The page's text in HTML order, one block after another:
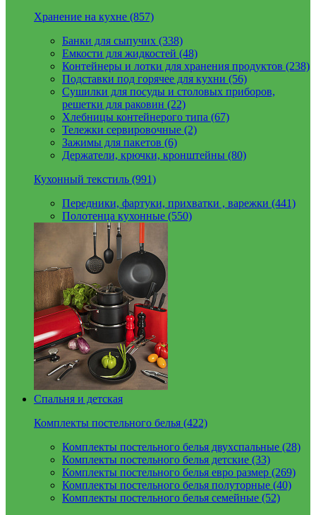
Хранение на кухне (857)
Банки для сыпучих (338)
Емкости для жидкостей (48)
Контейнеры и лотки для хранения продуктов (238)
Подставки под горячее для кухни (56)
Сушилки для посуды и столовых приборов,
решетки для раковин (22)
Хлебницы контейнерого типа (67)
Тележки сервировочные (2)
Зажимы для пакетов (6)
Держатели, крючки, кронштейны (80)
Кухонный текстиль (991)
Передники, фартуки, прихватки , варежки (441)
Полотенца кухонные (550)
Спальня и детская
Комплекты постельного белья (422)
Комплекты постельного белья двухспальные (28)
Комплекты постельного белья детские (33)
Комплекты постельного белья евро размер (269)
Комплекты постельного белья полуторные (40)
Комплекты постельного белья семейные (52)